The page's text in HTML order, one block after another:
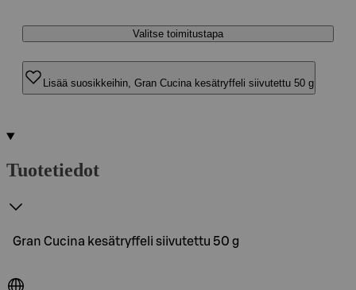
Valitse toimitustapa
Lisää suosikkeihin, Gran Cucina kesätryffeli siivutettu 50 g
Tuotetiedot
Gran Cucina kesätryffeli siivutettu 50 g